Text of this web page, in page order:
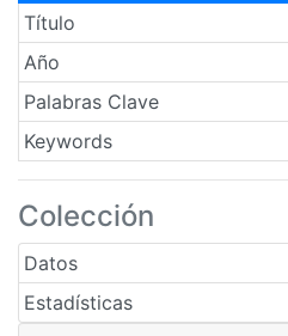
Título
Año
Palabras Clave
Keywords
Colección
Datos
Estadísticas